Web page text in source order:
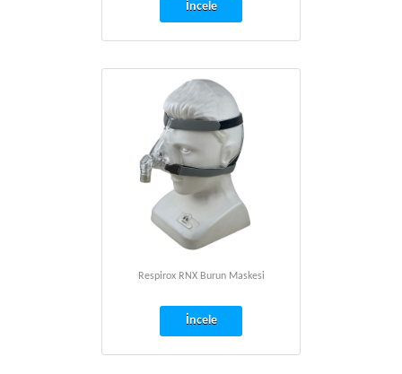
İncele
Respirox RNX Burun Maskesi
İncele